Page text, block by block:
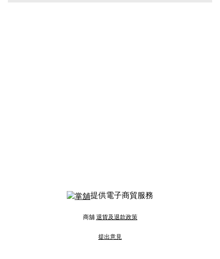
提供電子商貿服務
商舖 退貨及退款政策
提出意見